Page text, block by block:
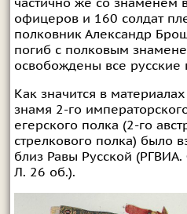
частично же со знаменем
офицеров и 160 солдат
полковник Александр
погиб с полковым
освобождены все русские
Как значится в
знамя 2-го
егерского полка (2-го
стрелкового полка) было
близ Равы Русской
Л. 26 об.).